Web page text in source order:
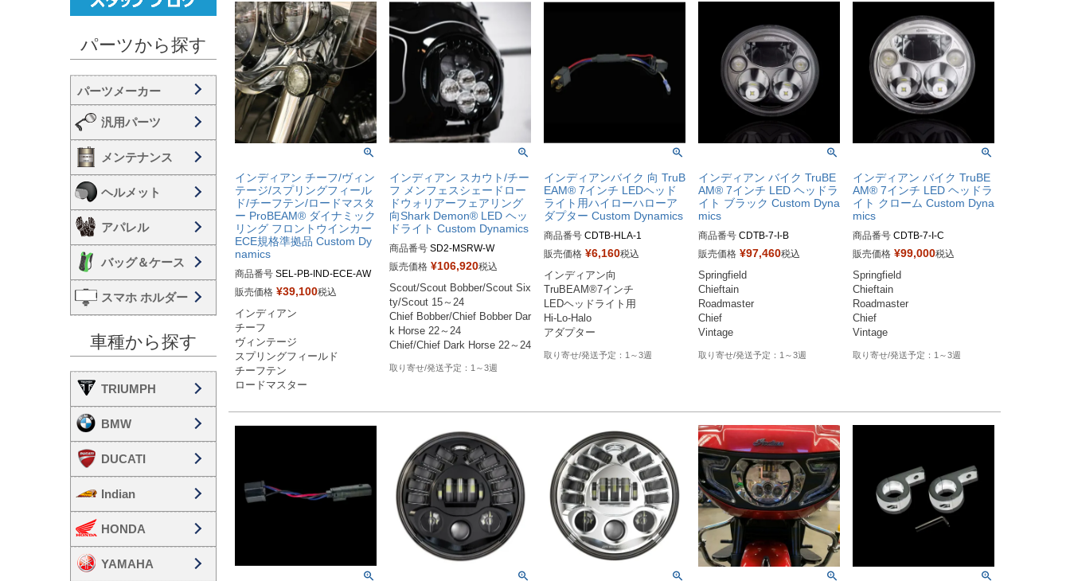
パーツから探す
汎用パーツ
メンテナンス
ヘルメット
アパレル
バッグ＆ケース
スマホ ホルダー
車種から探す
TRIUMPH
BMW
DUCATI
Indian
HONDA
YAMAHA
インディアン チーフ/ヴィン
テージ/スプリングフィール
ド/チーフテン/ロードマスタ
ー ProBEAM® ダイナミック
リング フロントウインカー
ECE規格準拠品 Custom Dy
namics
商品番号 SEL-PB-IND-ECE-AW
クローム： PB-IND-ECE-AW-
グロスブラック：PB-IND-ECE-A
W-B：2020-1794
販売価格 ¥39,100税込
インディアン
チーフ
ヴィンテージ
スプリングフィールド
チーフテン
インディアン スカウト/チー
フ メンフェスシェードロー
ドウォリアーフェアリング
向Shark Demon® LED ヘッ
ドライト Custom Dynamics
商品番号 SD2-MSRW-W
販売価格 ¥106,920税込
Scout/Scout Bobber/Scout Six
ty/Scout 15～24
Chief Bobber/Chief Bobber Dar
k Horse 22～24
Chief/Chief Dark Horse 22～24
1～3週
インディアンバイク 向 TruB
EAM® 7インチ LEDヘッド
ライト用ハイローハローア
ダプター Custom Dynamics
商品番号 CDTB-HLA-1
D品番：2001-1397
販売価格 ¥6,160税込
インディアン向
TruBEAM®7インチ
LEDヘッドライト用
Hi-Lo-Halo
アダプター
1～3週
インディアン バイク TruBE
AM® 7インチ LED ヘッドラ
イト ブラック Custom Dyna
mics
商品番号 CDTB-7-I-B
販売価格 ¥97,460税込
Springfield
Chieftain
Roadmaster
Chief
Vintage
1～3週
インディアン バイク TruBE
AM® 7インチ LED ヘッドラ
イト クローム Custom Dyna
mics
商品番号 CDTB-7-I-C
D品番：2001-1573
販売価格 ¥99,000税込
Springfield
Chieftain
Roadmaster
Chief
Vintage
1～3週